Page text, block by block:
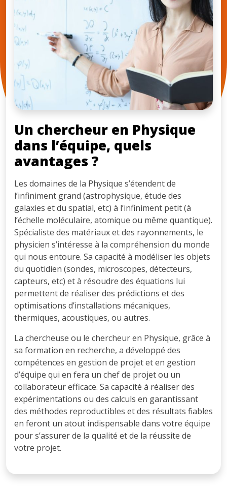
Un chercheur en Physique
dans l’équipe, quels
avantages ?
Les domaines de la Physique s’étendent de
l’infiniment grand (astrophysique, étude des
galaxies et du spatial, etc) à l’infiniment petit (à
l’échelle moléculaire, atomique ou même quantique).
Spécialiste des matériaux et des rayonnements, le
physicien s’intéresse à la compréhension du monde
qui nous entoure. Sa capacité à modéliser les objets
du quotidien (sondes, microscopes, détecteurs,
capteurs, etc) et à résoudre des équations lui
permettent de réaliser des prédictions et des
optimisations d’installations mécaniques,
thermiques, acoustiques, ou autres.
La chercheuse ou le chercheur en Physique, grâce à
sa formation en recherche, a développé des
compétences en gestion de projet et en gestion
d’équipe qui en fera un chef de projet ou un
collaborateur efficace. Sa capacité à réaliser des
expérimentations ou des calculs en garantissant
des méthodes reproductibles et des résultats fiables
en feront un atout indispensable dans votre équipe
pour s’assurer de la qualité et de la réussite de
votre projet.